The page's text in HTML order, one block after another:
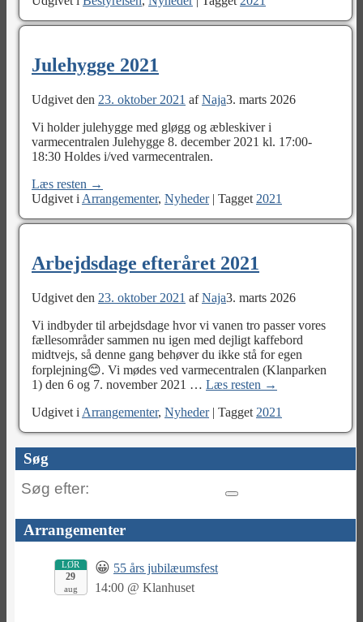
Julehygge 2021
Udgivet den 23. oktober 2021 afNaja3. marts 2026
Vi holder julehygge med gløgg og æbleskiver i
varmecentralen Julehygge 8. december 2021 kl. 17:00-
18:30 Holdes i/ved varmecentralen.
Læs resten →
Udgivet i Arrangementer, Nyheder| Tagget 2021
Arbejdsdage efteråret 2021
Udgivet den 23. oktober 2021 afNaja3. marts 2026
Vi indbyder til arbejdsdage hvor vi vanen tro passer vores
fællesområder sammen nu igen med dejligt kaffebord
midtvejs, så denne gang behøver du ikke stå for egen
forplejning😊. Vi mødes ved varmecentralen (Klanparken
1) den 6 og 7. november 2021 … Læs resten →
Udgivet i Arrangementer, Nyheder| Tagget 2021
Søg
Søg
Arrangementer
LØR
29
aug
😀 55 års jubilæumsfest
14:00 @ Klanhuset